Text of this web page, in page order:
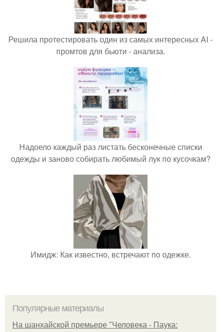
Решила протестировать один из самых интересных AI -
промтов для бьюти - анализа.
Надоело каждый раз листать бесконечные списки
одежды и заново собирать любимый лук по кусочкам?
Имидж: Как известно, встречают по одежке.
Популярные материалы
На шанхайской премьере "Человека - Паука: